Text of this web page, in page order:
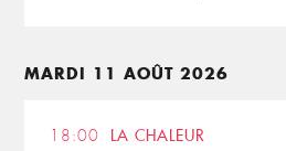
MARDI 11 AOÛT 2026
18:00 LA CHALEUR